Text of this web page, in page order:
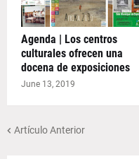
Agenda | Los centros
culturales ofrecen una
docena de exposiciones
June 13, 2019
Artículo Anterior